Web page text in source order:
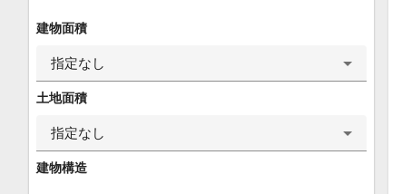
建物面積
指定なし
土地面積
指定なし
建物構造